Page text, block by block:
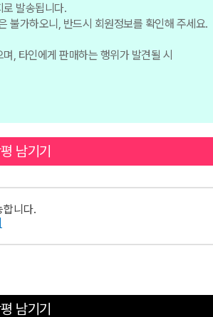
발송됩니다.
불가하오니, 반드시 회원정보를 확인해 주세요.
, 타인에게 판매하는 행위가 발견될 시
남기기
합니다.
남기기